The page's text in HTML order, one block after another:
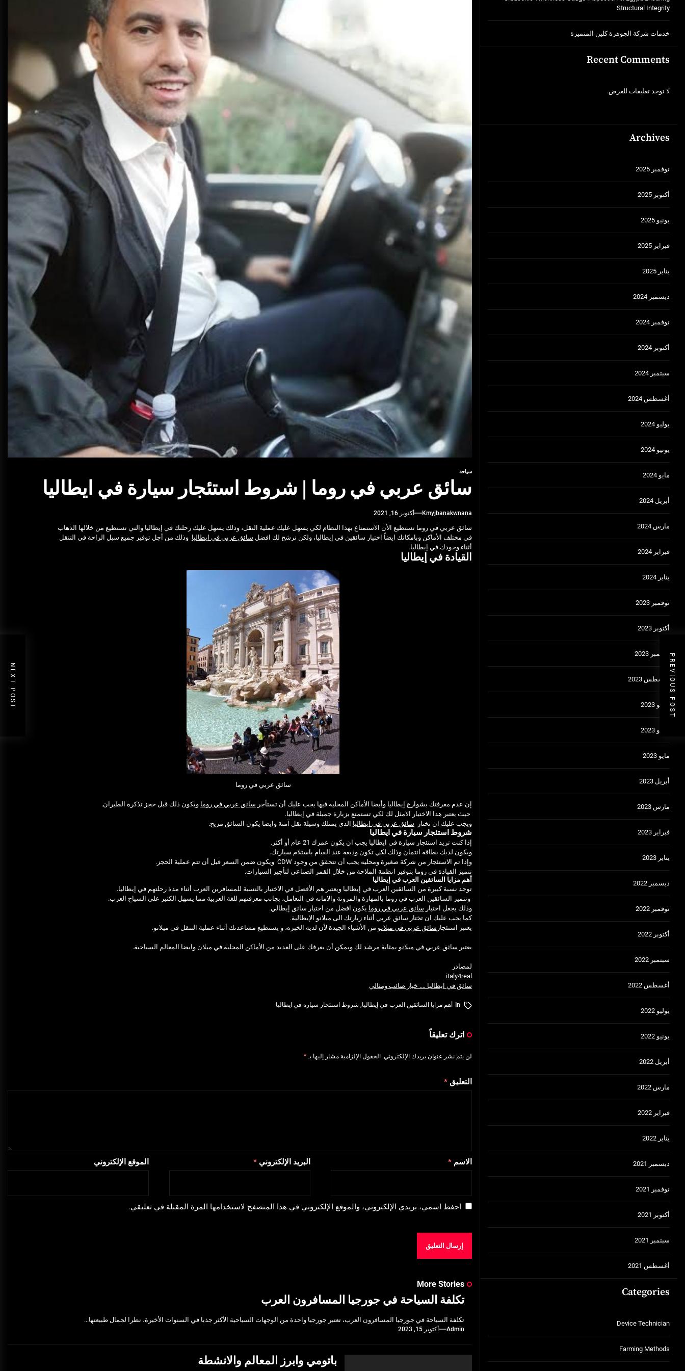
Ultrasonic Thickness Gauge
Inspection in Egypt: Ensuring
Structural Integrity
خدمات شركة الجوهرة كلين المتميزة
فبراير 17, 2025
سياحة
سائق عربي في روما | شروط استئجار سيارة في ايطاليا
Kmyjbanakwnana أكتوبر 16, 2021
سائق عربي في روما تستطيع الأن الاستمتاع بهذا النظام لكي يسهل عليك عملية النقل، وذلك يسهل عليك رحلتك في إيطاليا والتي تستطيع من خلالها الذهاب
في مختلف الأماكن وبامكانك ايضاً اختيار سائقين في إيطاليا، ولكن نرشح لك افضل سائق عربي في ايطاليا وذلك من أجل توفير جميع سبل الراحة في التنقل
أثناء وجودك في إيطاليا.
القيادة في إيطاليا
سائق عربي في روما
إن عدم معرفتك بشوارع إيطاليا وأيضا الأماكن المحلية فيها يجب عليك أن تستأجر سائق عربي في روما ويكون ذلك قبل حجز تذكرة الطيران.
حيث يعتبر هذا الاختيار الامثل لك لكي تستمتع بزيارة جميلة في إيطاليا.
ويجب عليك ان تختار سائق عربي في ايطاليا الذي يمتلك وسيلة نقل آمنة وايضا يكون السائق مريح.
شروط استئجار سيارة في ايطاليا
إذا كنت تريد استئجار سيارة في ايطاليا يجب ان يكون عمرك 21 عام أو أكثر.
ويكون لديك بطاقة ائتمان وذلك لكي تكون وديعة عند القيام باستلام سيارتك.
وإذا تم الاستئجار من شركة صغيرة ومحليه يجب أن تتحقق من وجود CDW ويكون ضمن السعر قبل أن تتم عملية الحجز.
تتميز القيادة في روما بتوفير انظمة الملاحة من خلال القمر الصناعي لتأجير السيارات.
أهم مزايا السائقين العرب في إيطاليا
توجد نسبة كبيرة من السائقين العرب في إيطاليا ويعتبر هم الأفضل في الاختيار بالنسبة للمسافرين العرب أثناء مدة رحلتهم في إيطاليا.
وتتميز السائقين العرب في روما بالمهارة والمرونة والامانه في التعامل، بجانب معرفتهم للغة العربية مما يسهل الكثير على السياح العرب.
وذلك يجعل اختيار سائق عربي في روما يكون افضل من اختيار سائق إيطالي.
كما يجب عليك ان تختار سائق عربي أثناء زيارتك الى ميلانو الإيطالية.
يعتبر استئجار سائق عربي في ميلانو من الأشياء الجيدة لأن لديه الخبره، و يستطيع مساعدتك أثناء عملية التنقل في ميلانو.
يعتبر سائق عربي في ميلانو بمثابة مرشد لك ويمكن أن يعرفك على العديد من الأماكن المحلية في ميلان وايضا المعالم السياحية.
لمصادر
italy4real
سائق في ايطاليا …. خيار صائب ومثالي
In أهم مزايا السائقين العرب في إيطاليا, شروط استئجار سيارة في ايطاليا
اترك تعليقاً
لن يتم نشر عنوان بريدك الإلكتروني. الحقول الإلزامية مشار إليها بـ*
التعليق*
الاسم* البريد الإلكتروني* الموقع الإلكتروني
احفظ اسمي، بريدي الإلكتروني، والموقع الإلكتروني في هذا المتصفح لاستخدامها المرة المقبلة في تعليقي.
PREVIOUS POST
NEXT POST
More Stories
تكلفة السياحة في جورجيا المسافرون العرب
تكلفة السياحة في جورجيا المسافرون العرب، تعتبر جورجيا واحدة من الوجهات السياحية الأكثر جذبا في السنوات الأخيرة، نظرا لجمال طبيعتها...
Admin أكتوبر 15, 2023
باتومي وابرز المعالم والانشطة
Structural Integrity
خدمات شركة الجوهرة كلين المتميزة
Recent Comments
لا توجد تعليقات للعرض.
Archives
نوفمبر 2025
أكتوبر 2025
يونيو 2025
فبراير 2025
يناير 2025
ديسمبر 2024
نوفمبر 2024
أكتوبر 2024
سبتمبر 2024
أغسطس 2024
يوليو 2024
يونيو 2024
مايو 2024
أبريل 2024
مارس 2024
فبراير 2024
يناير 2024
نوفمبر 2023
أكتوبر 2023
سبتمبر 2023
أغسطس 2023
يوليو 2023
يونيو 2023
مايو 2023
أبريل 2023
مارس 2023
فبراير 2023
يناير 2023
ديسمبر 2022
نوفمبر 2022
أكتوبر 2022
سبتمبر 2022
أغسطس 2022
يوليو 2022
يونيو 2022
أبريل 2022
مارس 2022
فبراير 2022
يناير 2022
ديسمبر 2021
نوفمبر 2021
أكتوبر 2021
سبتمبر 2021
أغسطس 2021
Categories
Device Technician
Farming Methods